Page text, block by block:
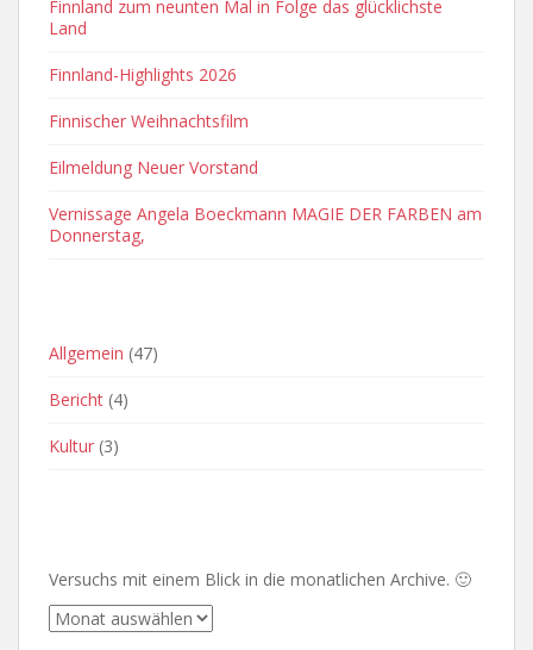
Finnland zum neunten Mal in Folge das glücklichste
Land
Finnland-Highlights 2026
Finnischer Weihnachtsfilm
Eilmeldung Neuer Vorstand
Vernissage Angela Boeckmann MAGIE DER FARBEN am
Donnerstag,
Allgemein (47)
Bericht (4)
Kultur (3)
Versuchs mit einem Blick in die monatlichen Archive. 🙂
Archive